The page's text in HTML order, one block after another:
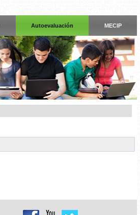
Autoevaluación MECIP